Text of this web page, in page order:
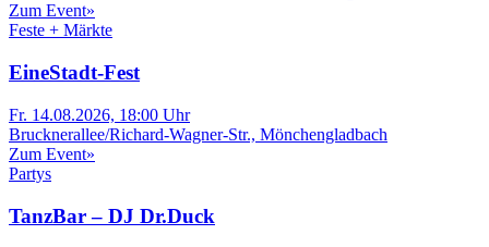
Zum Event»
Feste + Märkte
EineStadt-Fest
Fr. 14.08.2026, 18:00 Uhr
Brucknerallee/Richard-Wagner-Str., Mönchengladbach
Zum Event»
Partys
TanzBar – DJ Dr.Duck